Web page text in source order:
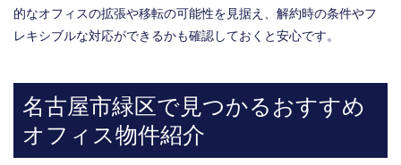
的なオフィスの拡張や移転の可能性を見据え、解約時の条件やフ
レキシブルな対応ができるかも確認しておくと安心です。
名古屋市緑区で見つかるおすすめ
オフィス物件紹介